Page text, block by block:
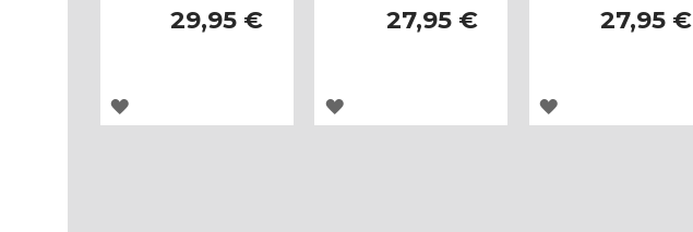
29,95 €
AGREGAR
27,95 €
AGREGAR
27,95 €
AGREGAR